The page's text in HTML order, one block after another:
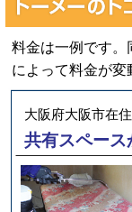
料金は一例です
によって料金が変
大阪府大阪市在
共有スペー